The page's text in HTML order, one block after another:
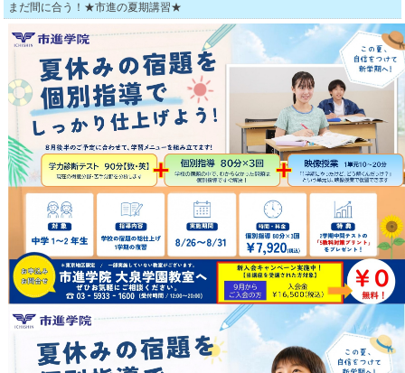
まだ間に合う！★市進の夏期講習★